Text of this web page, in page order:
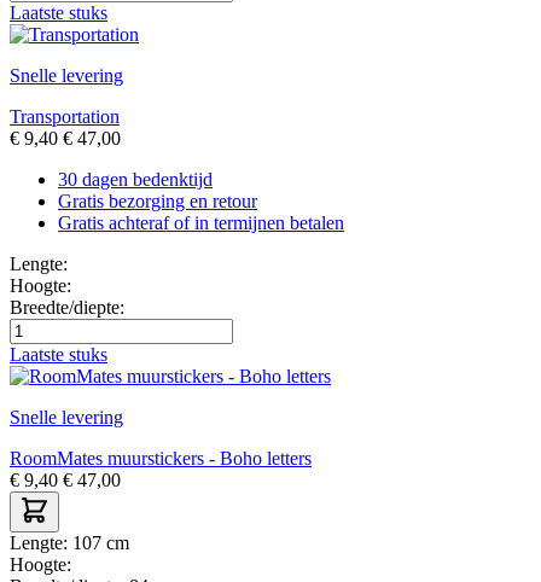
Laatste stuks
Snelle levering
Transportation
€ 9,40 € 47,00
30 dagen bedenktijd
Gratis bezorging en retour
Gratis achteraf of in termijnen betalen
Lengte:
Hoogte:
Breedte/diepte:
Laatste stuks
Snelle levering
RoomMates muurstickers - Boho letters
€ 9,40 € 47,00
Lengte: 107 cm
Hoogte: